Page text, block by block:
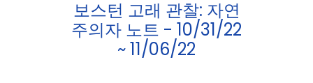
보스턴 고래 관찰: 자연
주의자 노트 - 10/31/22
~ 11/06/22